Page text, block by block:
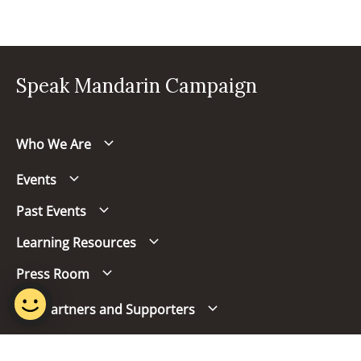
Speak Mandarin Campaign
Who We Are
Events
Past Events
Learning Resources
Press Room
Our Partners and Supporters